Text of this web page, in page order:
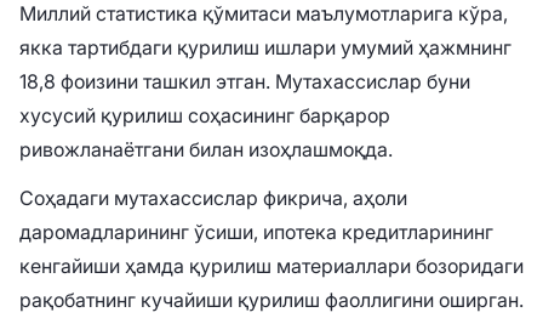
Миллий статистика қўмитаси маълумотларига кўра,
якка тартибдаги қурилиш ишлари умумий ҳажмнинг
18,8 фоизини ташкил этган. Мутахассислар буни
хусусий қурилиш соҳасининг барқарор
ривожланаётгани билан изоҳлашмоқда.
Соҳадаги мутахассислар фикрича, аҳоли
даромадларининг ўсиши, ипотека кредитларининг
кенгайиши ҳамда қурилиш материаллари бозоридаги
рақобатнинг кучайиши қурилиш фаоллигини оширган.